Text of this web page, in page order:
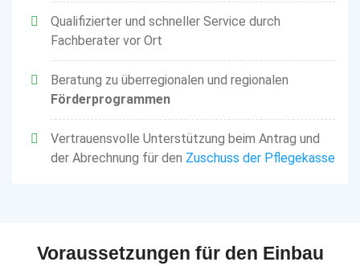
Qualifizierter und schneller Service durch
Fachberater vor Ort
Beratung zu überregionalen und regionalen
Förderprogrammen
Vertrauensvolle Unterstützung beim Antrag und
der Abrechnung für den Zuschuss der Pflegekasse
Voraussetzungen für den Einbau